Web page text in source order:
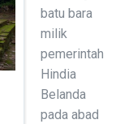
batu bara
milik
pemerintah
Hindia
Belanda
pada abad